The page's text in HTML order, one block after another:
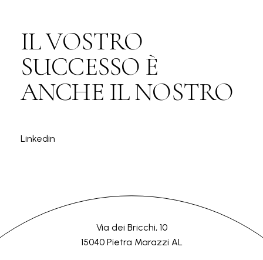
IL VOSTRO
SUCCESSO È
ANCHE IL NOSTRO
Linkedin
Via dei Bricchi, 10
15040 Pietra Marazzi AL